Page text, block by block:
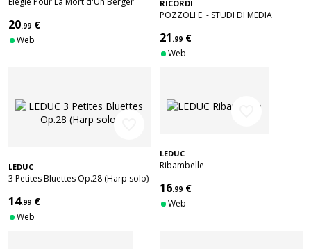
20.99 €
Web
RICORDI
POZZOLI E. - STUDI DI MEDIA
21 .99 €
Web
LEDUC
3 Petites Bluettes Op.28 (Harp solo)
14.99 €
Web
LEDUC
Ribambelle
16.99 €
Web